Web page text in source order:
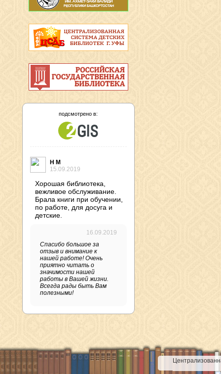
подсмотрено в:
Н М
15.09.2019
Хорошая библиотека,
вежливое обслуживание.
Брала книги при обучении,
по работе, для досуга и
детские.
16.09.2019
Спасибо большое за
отзыв и внимание к
нашей работе! Очень
приятно читать о
значимости нашей
работы в Вашей жизни.
Всегда рады быть Вам
полезными!